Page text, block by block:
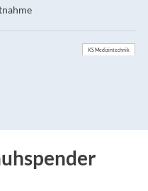
KS Medizintechnik